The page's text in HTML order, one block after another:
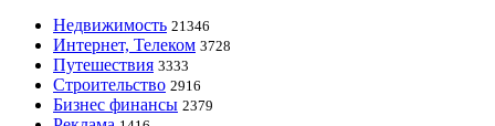
Недвижимость 21346
Интернет, Телеком 3728
Путешествия 3333
Строительство 2916
Бизнес финансы 2379